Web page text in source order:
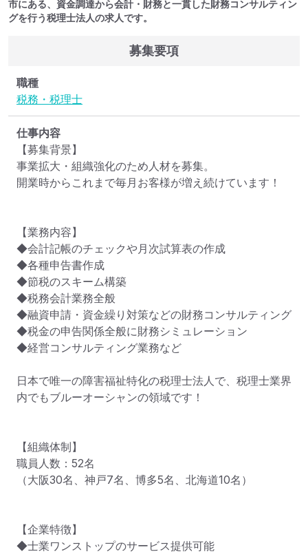
市にある、資金調達から会計・財務と一貫した財務コンサルティン
グを行う税理士法人の求人です。
募集要項
職種
税務・税理士
仕事内容
【募集背景】
事業拡大・組織強化のため人材を募集。
開業時からこれまで毎月お客様が増え続けています！
【業務内容】
◆会計記帳のチェックや月次試算表の作成
◆各種申告書作成
◆節税のスキーム構築
◆税務会計業務全般
◆融資申請・資金繰り対策などの財務コンサルティング
◆税金の申告関係全般に財務シミュレーション
◆経営コンサルティング業務など
日本で唯一の障害福祉特化の税理士法人で、税理士業界
内でもブルーオーシャンの領域です！
【組織体制】
職員人数：52名
（大阪30名、神戸7名、博多5名、北海道10名）
【企業特徴】
◆士業ワンストップのサービス提供可能